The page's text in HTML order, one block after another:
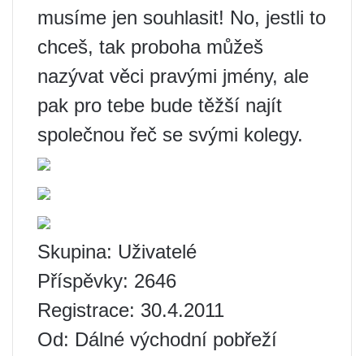
musíme jen souhlasit! No, jestli to
chceš, tak proboha můžeš
nazývat věci pravými jmény, ale
pak pro tebe bude těžší najít
společnou řeč se svými kolegy.
Skupina: Uživatelé
Příspěvky: 2646
Registrace: 30.4.2011
Od: Dálné východní pobřeží